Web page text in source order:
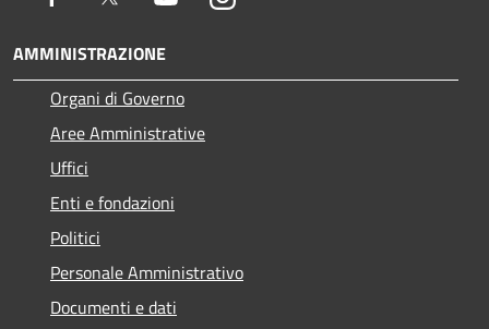
AMMINISTRAZIONE
Organi di Governo
Aree Amministrative
Uffici
Enti e fondazioni
Politici
Personale Amministrativo
Documenti e dati